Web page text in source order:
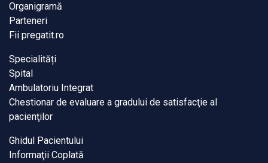
Organigramă
Parteneri
Fii pregatit.ro
Specialități
Spital
Ambulatoriu Integrat
Chestionar de evaluare a gradului de satisfacţie al
pacienţilor
Ghidul Pacientului
Informaţii Coplată